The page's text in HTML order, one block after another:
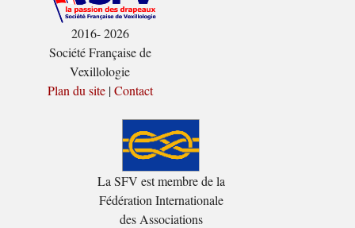
2016- 2026
Société Française de
Vexillologie
Plan du site|Contact
La SFV est membre de la
Fédération Internationale
des Associations